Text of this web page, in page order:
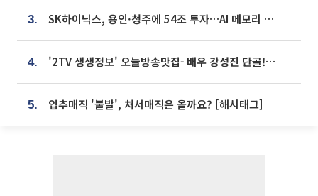
3. SK하이닉스, 용인·청주에 54조 투자…AI 메모리 생산기지 키운다
4. '2TV 생생정보' 오늘방송맛집- 배우 강성진 단골! 쌀국수ㆍ푸팟퐁 커리 맛집 '블○○○'
5. 입추매직 '불발', 처서매직은 올까요? [해시태그]